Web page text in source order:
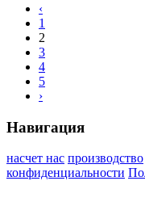
‹
1
2
3
4
5
›
Навигация
насчет нас производство
конфиденциальности